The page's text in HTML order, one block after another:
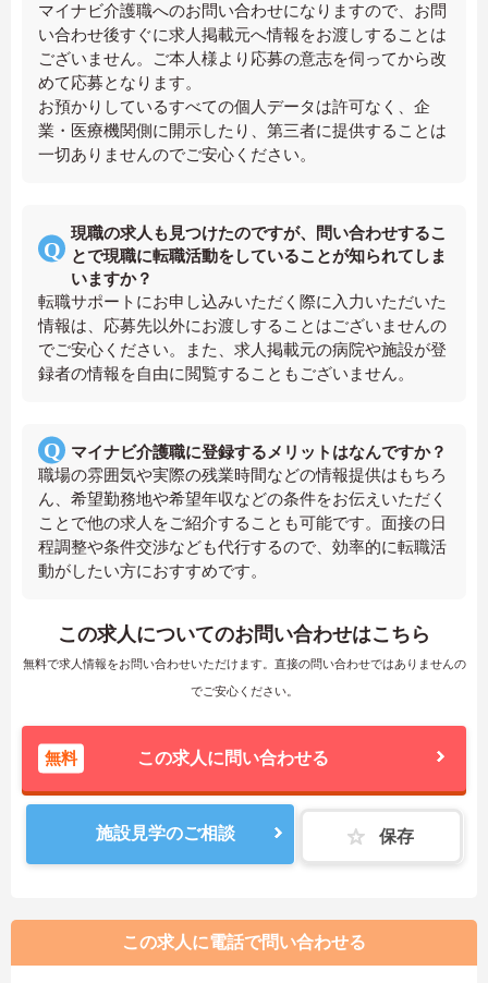
マイナビ介護職へのお問い合わせになりますので、お問
い合わせ後すぐに求人掲載元へ情報をお渡しすることは
ございません。ご本人様より応募の意志を伺ってから改
めて応募となります。
お預かりしているすべての個人データは許可なく、企
業・医療機関側に開示したり、第三者に提供することは
一切ありませんのでご安心ください。
現職の求人も見つけたのですが、問い合わせするこ
とで現職に転職活動をしていることが知られてしま
いますか？
転職サポートにお申し込みいただく際に入力いただいた
情報は、応募先以外にお渡しすることはございませんの
でご安心ください。また、求人掲載元の病院や施設が登
録者の情報を自由に閲覧することもございません。
マイナビ介護職に登録するメリットはなんですか？
職場の雰囲気や実際の残業時間などの情報提供はもちろ
ん、希望勤務地や希望年収などの条件をお伝えいただく
ことで他の求人をご紹介することも可能です。面接の日
程調整や条件交渉なども代行するので、効率的に転職活
動がしたい方におすすめです。
この求人についてのお問い合わせはこちら
無料で求人情報をお問い合わせいただけます。直接の問い合わせではありませんの
でご安心ください。
無料 この求人に問い合わせる
施設見学のご相談 保存
この求人に電話で問い合わせる